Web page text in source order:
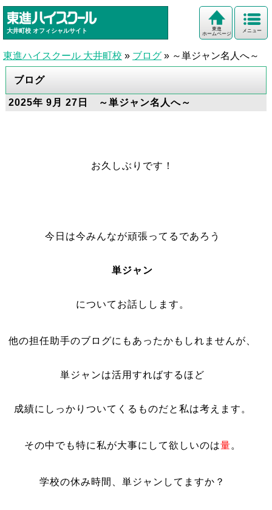
大井町校 オフィシャルサイト メニュー
東進
ホームページ
東進ハイスクール 大井町校 » ブログ » ～単ジャン名人へ～
ブログ
2025年 9月 27日 ～単ジャン名人へ～
お久しぶりです！
今日は今みんなが頑張ってるであろう
単ジャン
についてお話しします。
他の担任助手のブログにもあったかもしれませんが、
単ジャンは活用すればするほど
成績にしっかりついてくるものだと私は考えます。
その中でも特に私が大事にして欲しいのは量。
学校の休み時間、単ジャンしてますか？